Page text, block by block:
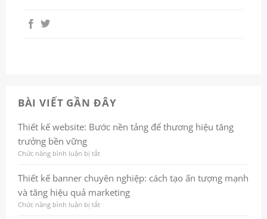
BÀI VIẾT GẦN ĐÂY
Thiết kế website: Bước nền tảng để thương hiệu tăng
trưởng bền vững
Chức năng bình luận bị tắtở
kế
website:
Bước
nền
Thiết kế banner chuyên nghiệp: cách tạo ấn tượng mạnh
và tăng hiệu quả marketing
Chức năng bình luận bị tắtở